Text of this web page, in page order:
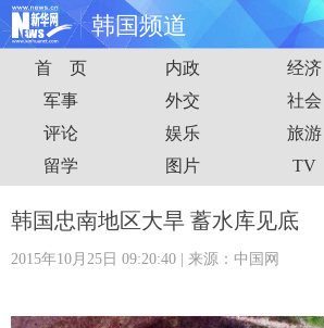
韩国频道
首页 时政 国际
娱乐 体育 人事
时尚 思客 地方
首 页 内政 经济
军事
外交 社会
评论
娱乐 旅游
留学
图片 TV
韩国忠南地区大旱 蓄水库见底
2015年10月25日 09:20:40 | 来源：中国网